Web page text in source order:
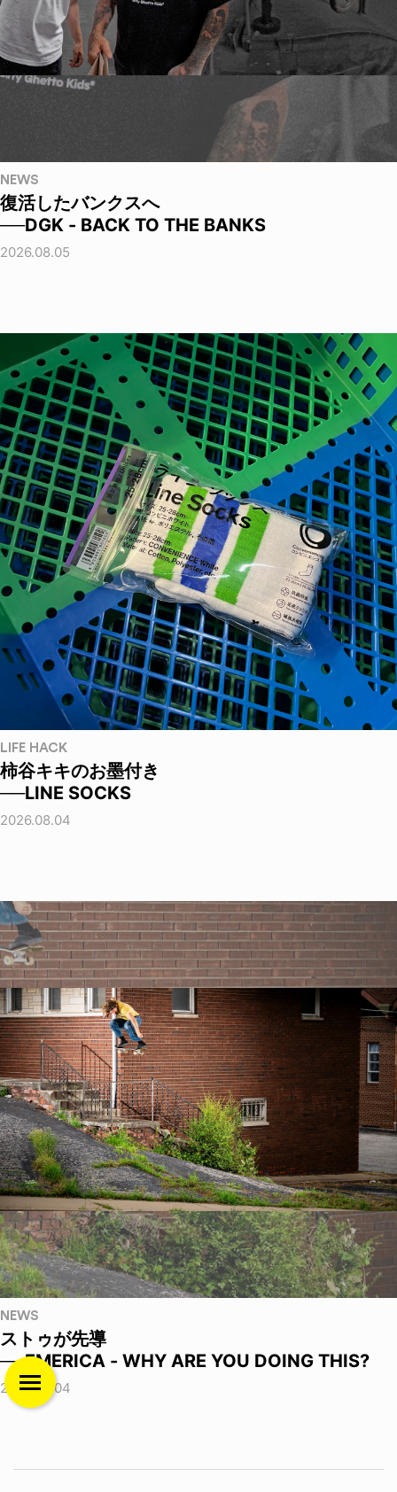
NEWS
復活したバンクスへ
──DGK - BACK TO THE BANKS
2026.08.05
LIFE HACK
柿谷キキのお墨付き
──LINE SOCKS
2026.08.04
NEWS
ストゥが先導
──EMERICA - WHY ARE YOU DOING THIS?
2026.08.04